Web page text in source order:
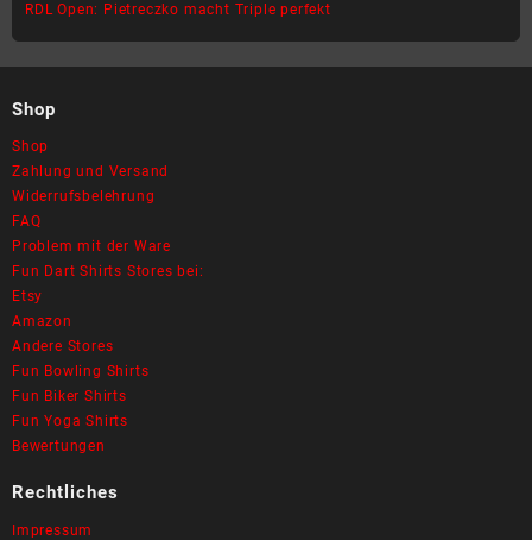
RDL Open: Pietreczko macht Triple perfekt
Shop
Shop
Zahlung und Versand
Widerrufsbelehrung
FAQ
Problem mit der Ware
Fun Dart Shirts Stores bei:
Etsy
Amazon
Andere Stores
Fun Bowling Shirts
Fun Biker Shirts
Fun Yoga Shirts
Bewertungen
Rechtliches
Impressum